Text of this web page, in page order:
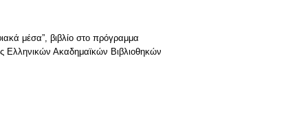
μέσα”, βιβλίο στο πρόγραμμα
Ακαδημαϊκών Βιβλιοθηκών